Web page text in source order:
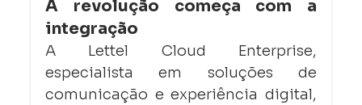
A revolução começa com a
integração
A Lettel Cloud Enterprise,
especialista em soluções de
comunicação e experiência digital,